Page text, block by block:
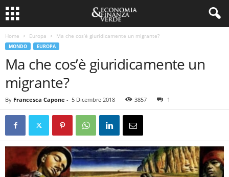
Home Europa Ma che cos’è giuridicamente un migrante?
MONDO EUROPA
Ma che cos’è giuridicamente un
migrante?
By Francesca Capone - 5 Dicembre 2018 3857 1